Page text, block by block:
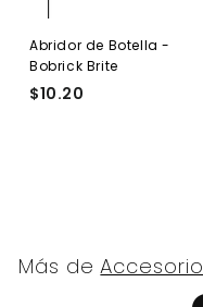
Abridor de Botella -
Bobrick Brite
$10.20
Más de